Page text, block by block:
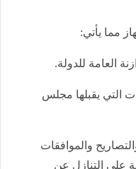
التي يقبلها مجلس
والموافقات
علي التنازل عن